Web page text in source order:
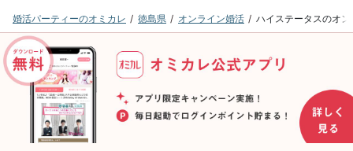
婚活パーティーのオミカレ 徳島県 オンライン婚活 ハイステータスのオ